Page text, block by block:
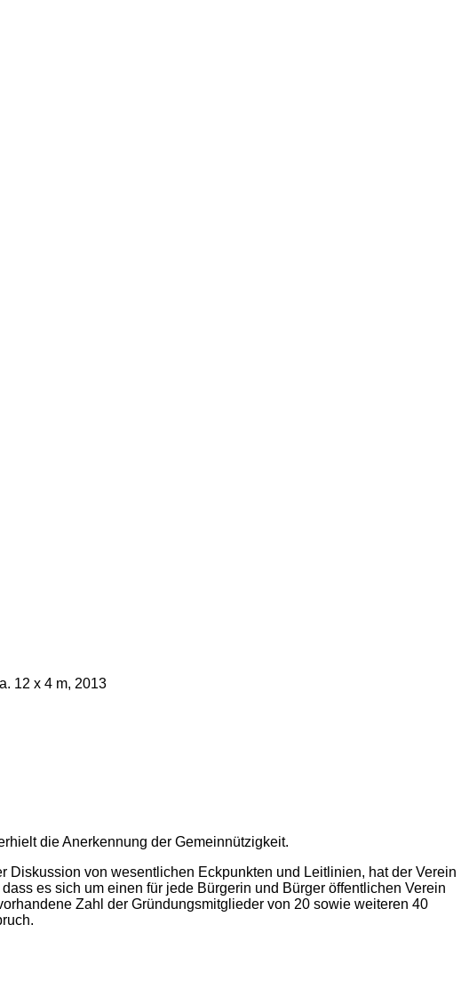
12 x 4 m, 2013
die Anerkennung der Gemeinnützigkeit.
von wesentlichen Eckpunkten und Leitlinien, hat der Verein
es sich um einen für jede Bürgerin und Bürger öffentlichen Verein
Zahl der Gründungsmitglieder von 20 sowie weiteren 40